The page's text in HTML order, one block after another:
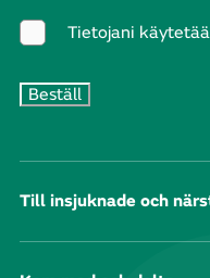
Tietojani
Till insjuknade och